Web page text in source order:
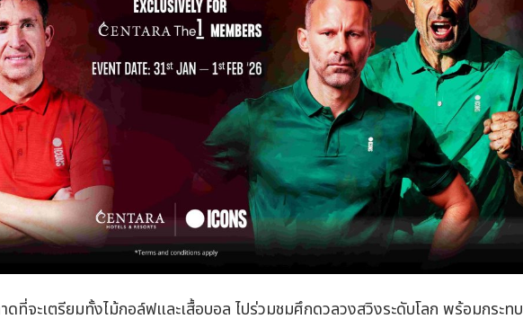
ที่จะเตรียมทั้งไม้กอล์ฟและเสื้อบอล ไปร่วมชมศึกดวลวงสวิงระดับโลก พร้อมกระทบ